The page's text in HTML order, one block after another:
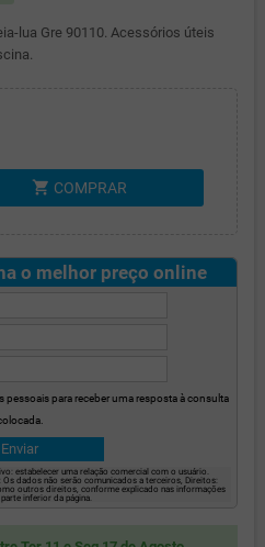
lua Gre 90110. Acessórios úteis
shopping_cart COMPRAR
o melhor preço online
para receber uma resposta à consulta
estabelecer uma relação comercial com o usuário.
dados não serão comunicados a terceiros, Direitos:
outros direitos, conforme explicado nas informações
inferior da página.